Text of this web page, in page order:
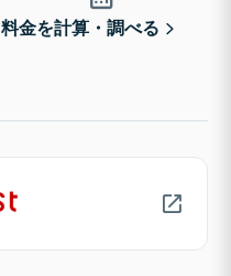
料金を計算・調べる